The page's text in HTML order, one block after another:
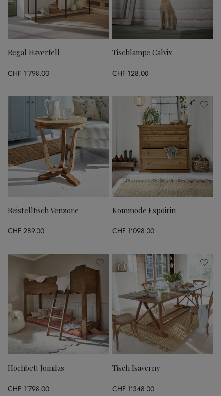
Regal Haverfell
CHF 1’798.00
Tischlampe Calvix
CHF 128.00
Beistelltisch Venzone
CHF 289.00
Kommode Espoirin
CHF 1’098.00
Hochbett Jomilas
CHF 1’798.00
Tisch Isaverny
CHF 1’348.00